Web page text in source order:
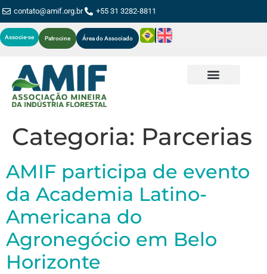
contato@amif.org.br +55 31 3282-8811
Associe-se Patrocine Área do Associado
Categoria: Parcerias
AMIF participa de evento
da Academia Latino-
Americana do
Agronegócio em Belo
Horizonte